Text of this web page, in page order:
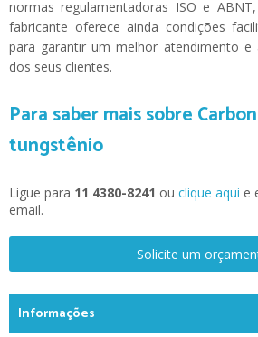
normas regulamentadoras ISO e
fabricante oferece ainda condições
para garantir um melhor atendimento e
dos seus clientes.
Para saber mais sobre
tungstênio
Ligue para 11 4380-8241 ou clique aqui e
email.
Solicite um
Informações